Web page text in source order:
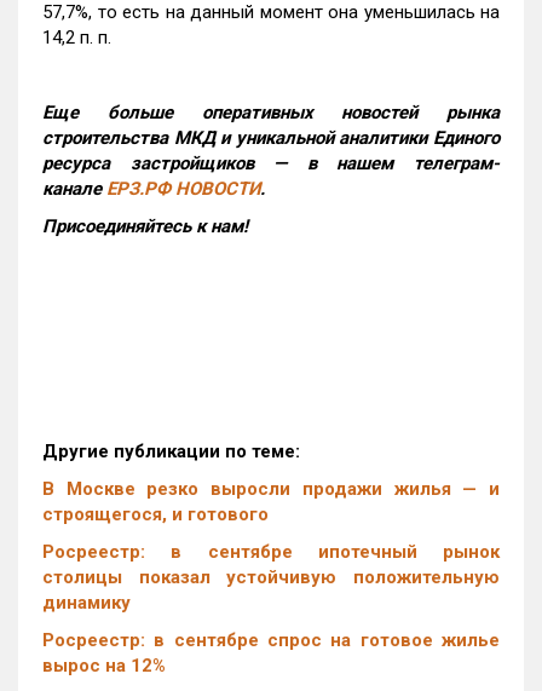
57,7%, то есть на данный момент она уменьшилась на
14,2 п. п.
Еще больше оперативных новостей рынка
строительства МКД и уникальной аналитики Единого
ресурса застройщиков — в нашем телеграм-
канале ЕРЗ.РФ НОВОСТИ.
Присоединяйтесь к нам!
Другие публикации по теме:
В Москве резко выросли продажи жилья — и
строящегося, и готового
Росреестр: в сентябре ипотечный рынок
столицы показал устойчивую положительную
динамику
Росреестр: в сентябре спрос на готовое жилье
вырос на 12%